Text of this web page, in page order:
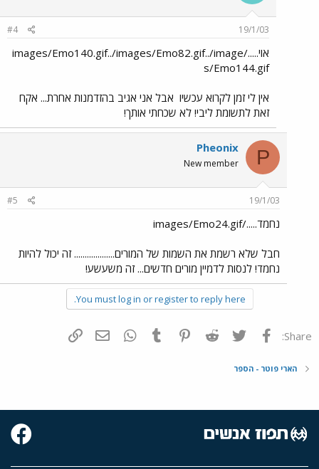
19/1/03
#4
אוי...../images/Emo140.gif../images/Emo82.gif../image
s/Emo144.gif
אין לי זמן לקרוא עכשיו אבל אני אגיב בהזדמנות אחרת... אקח
זאת לתשומת ליבי! לא שכחתי אותך!
P
Pheonix
New member
19/1/03
#5
נחמד...../images/Emo24.gif
חבל שלא רשמת את השמות של המורים................... זה יכול להיות
נחמד! לנסות לדמיין מורים חדשים... זה משעשע!
You must log in or register to reply here.
Share: פייסבוק Twitter
Reddit
Pinterest
Tumblr
WhatsAppדואר אלקטרוני
הארי פוטר - הספר